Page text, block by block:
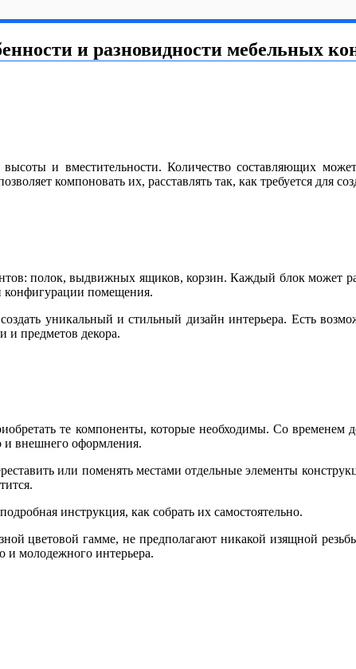
и разновидности мебельных
и вместительности. Количество составляющих
компоновать их, расставлять так, как требуется для
полок, выдвижных ящиков, корзин. Каждый блок может
конфигурации помещения.
уникальный и стильный дизайн интерьера. Есть
и предметов декора.
те компоненты, которые необходимы. Со временем
и внешнего оформления.
или поменять местами отдельные элементы
инструкция, как собрать их самостоятельно.
цветовой гамме, не предполагают никакой изящной
и молодежного интерьера.